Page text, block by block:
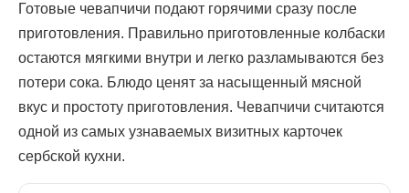
Готовые чевапчичи подают горячими сразу после
приготовления. Правильно приготовленные колбаски
остаются мягкими внутри и легко разламываются без
потери сока. Блюдо ценят за насыщенный мясной
вкус и простоту приготовления. Чевапчичи считаются
одной из самых узнаваемых визитных карточек
сербской кухни.